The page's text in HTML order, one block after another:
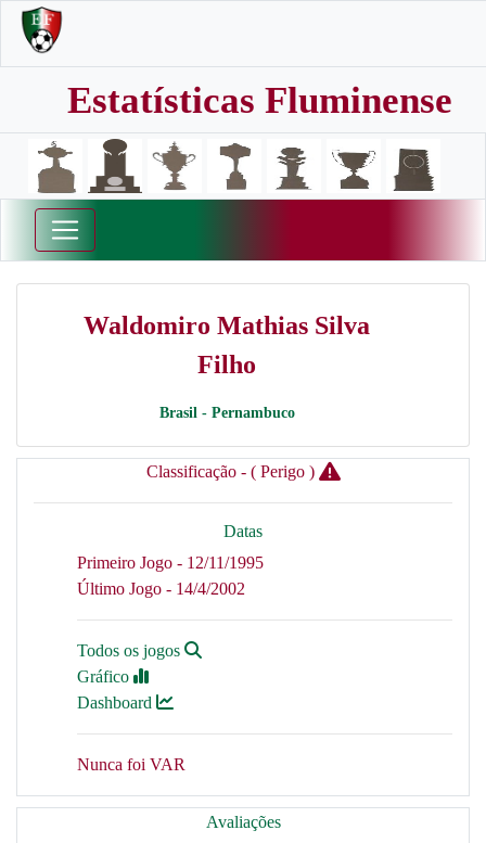
Estatísticas Fluminense
Waldomiro Mathias Silva
Filho
Brasil - Pernambuco
Classificação - ( Perigo )
Datas
Primeiro Jogo - 12/11/1995
Último Jogo - 14/4/2002
Todos os jogos
Gráfico
Dashboard
Nunca foi VAR
Avaliações